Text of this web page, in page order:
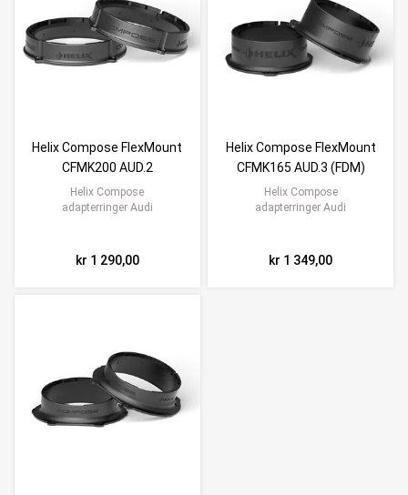
Helix Compose FlexMount
CFMK200 AUD.2
Helix Compose
adapterringer Audi
kr 1 290,00
Helix Compose FlexMount
CFMK165 AUD.3 (FDM)
Helix Compose
adapterringer Audi
kr 1 349,00